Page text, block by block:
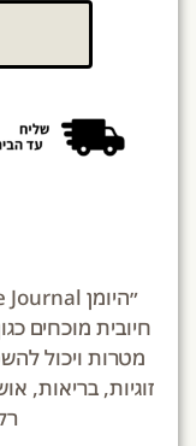
חיובית מוכחים
מטרות ויכול
זוגיות, בריאות,